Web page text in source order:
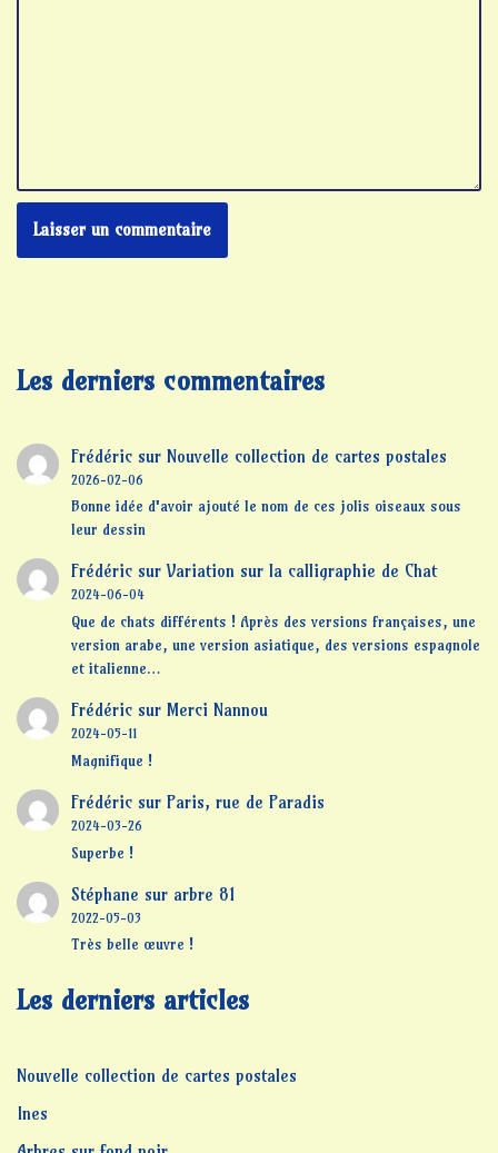
Les derniers commentaires
Frédéricsur Nouvelle collection de cartes postales
2026-02-06
Bonne idée d'avoir ajouté le nom de ces jolis oiseaux sous
leur dessin
Frédéricsur Variation sur la calligraphie de Chat
2024-06-04
Que de chats différents ! Après des versions françaises, une
version arabe, une version asiatique, des versions espagnole
et italienne…
Frédéricsur Merci Nannou
2024-05-11
Magnifique !
Frédéricsur Paris, rue de Paradis
2024-03-26
Superbe !
Stéphane sur arbre 81
2022-05-03
Très belle œuvre !
Les derniers articles
Nouvelle collection de cartes postales
Ines